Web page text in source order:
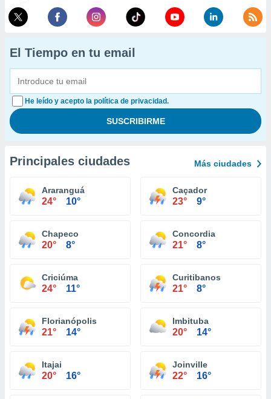
El Tiempo en tu email
He leído y acepto la política de privacidad.
Principales ciudades Más ciudades
Araranguá
24° 10°
Caçador
23° 9°
Chapeco
20° 8°
Concordia
21° 8°
Criciúma
24° 11°
Curitibanos
21° 8°
Florianópolis
21° 14°
Imbituba
20° 14°
Itajai
20° 16°
Joinville
22° 16°